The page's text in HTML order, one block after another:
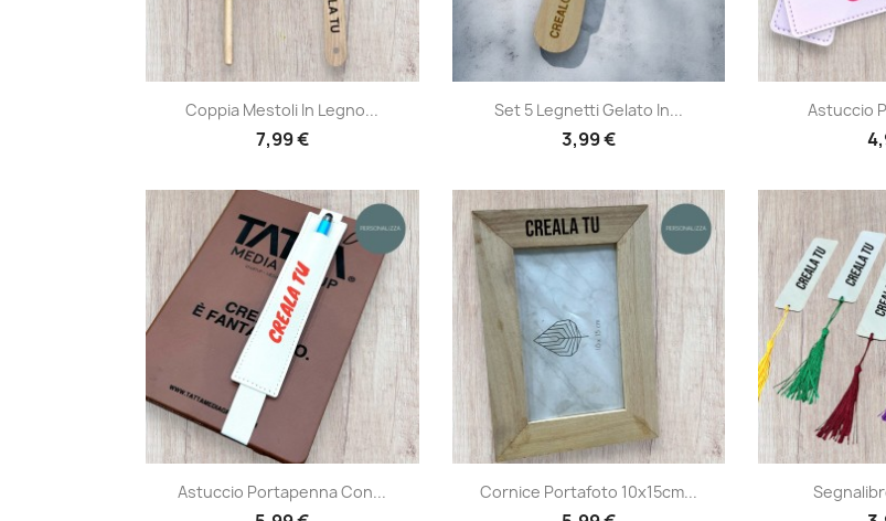
Anteprima
Coppia Mestoli In Legno...
7,99 €
Anteprima
Set 5 Legnetti Gelato In...
3,99 €

Astuccio
Anteprima
Astuccio Portapenna Con... Anteprima
Cornice Portafoto 10x15cm... 